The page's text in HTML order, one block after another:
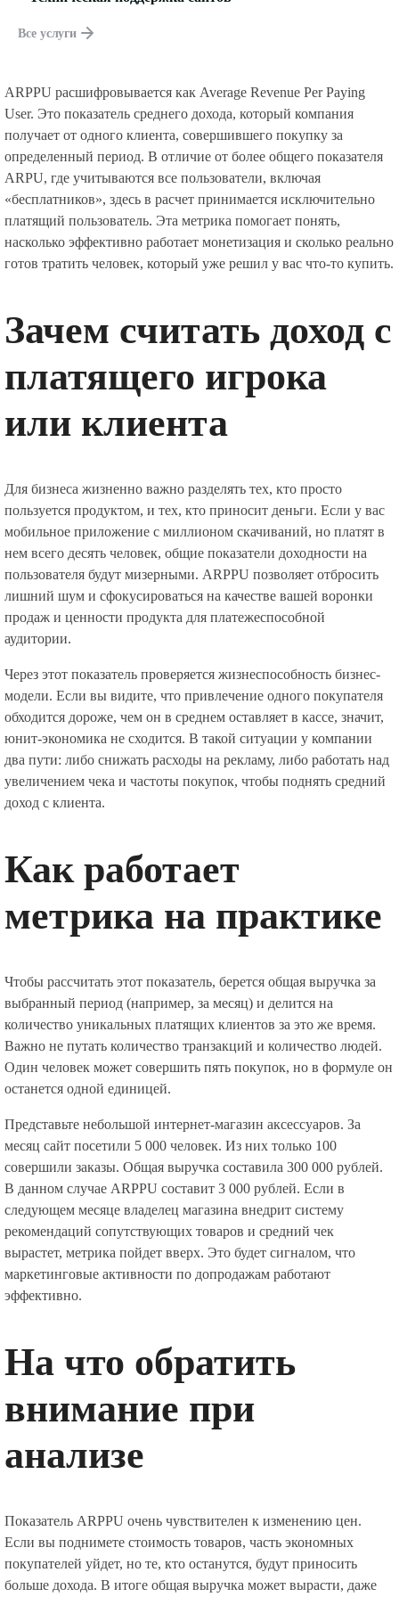
Все услуги
ARPPU расшифровывается как Average Revenue Per Paying
User. Это показатель среднего дохода, который компания
получает от одного клиента, совершившего покупку за
определенный период. В отличие от более общего показателя
ARPU, где учитываются все пользователи, включая
«бесплатников», здесь в расчет принимается исключительно
платящий пользователь. Эта метрика помогает понять,
насколько эффективно работает монетизация и сколько реально
готов тратить человек, который уже решил у вас что-то купить.
Зачем считать доход с
платящего игрока
или клиента
Для бизнеса жизненно важно разделять тех, кто просто
пользуется продуктом, и тех, кто приносит деньги. Если у вас
мобильное приложение с миллионом скачиваний, но платят в
нем всего десять человек, общие показатели доходности на
пользователя будут мизерными. ARPPU позволяет отбросить
лишний шум и сфокусироваться на качестве вашей воронки
продаж и ценности продукта для платежеспособной
аудитории.
Через этот показатель проверяется жизнеспособность бизнес-
модели. Если вы видите, что привлечение одного покупателя
обходится дороже, чем он в среднем оставляет в кассе, значит,
юнит-экономика не сходится. В такой ситуации у компании
два пути: либо снижать расходы на рекламу, либо работать над
увеличением чека и частоты покупок, чтобы поднять средний
доход с клиента.
Как работает
метрика на практике
Чтобы рассчитать этот показатель, берется общая выручка за
выбранный период (например, за месяц) и делится на
количество уникальных платящих клиентов за это же время.
Важно не путать количество транзакций и количество людей.
Один человек может совершить пять покупок, но в формуле он
останется одной единицей.
Представьте небольшой интернет-магазин аксессуаров. За
месяц сайт посетили 5 000 человек. Из них только 100
совершили заказы. Общая выручка составила 300 000 рублей.
В данном случае ARPPU составит 3 000 рублей. Если в
следующем месяце владелец магазина внедрит систему
рекомендаций сопутствующих товаров и средний чек
вырастет, метрика пойдет вверх. Это будет сигналом, что
маркетинговые активности по допродажам работают
эффективно.
На что обратить
внимание при
анализе
Показатель ARPPU очень чувствителен к изменению цен.
Если вы поднимете стоимость товаров, часть экономных
покупателей уйдет, но те, кто останутся, будут приносить
больше дохода. В итоге общая выручка может вырасти, даже